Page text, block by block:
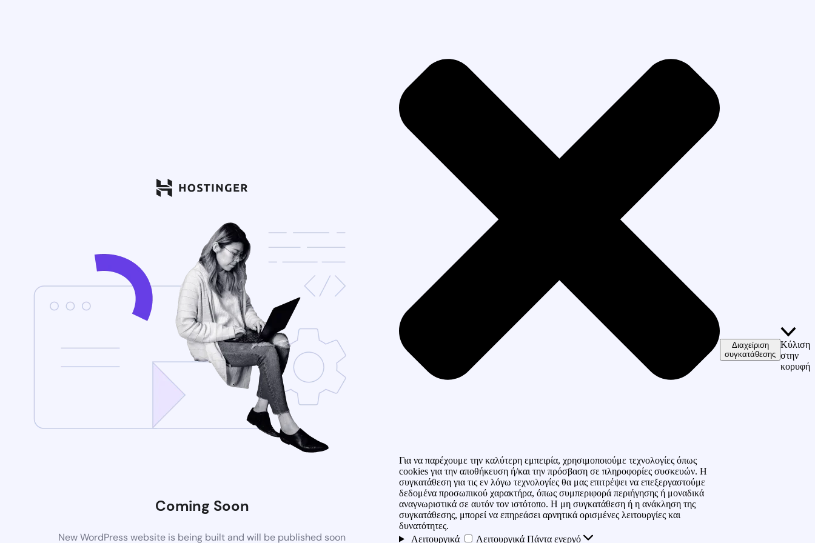
Coming Soon
New WordPress website is being built and will be published soon
Για να παρέχουμε την καλύτερη εμπειρία, χρησιμοποιούμε τεχνολογίες όπως
cookies για την αποθήκευση ή/και την πρόσβαση σε πληροφορίες συσκευών. Η
συγκατάθεση για τις εν λόγω τεχνολογίες θα μας επιτρέψει να επεξεργαστούμε
δεδομένα προσωπικού χαρακτήρα, όπως συμπεριφορά περιήγησης ή μοναδικά
αναγνωριστικά σε αυτόν τον ιστότοπο. Η μη συγκατάθεση ή η ανάκληση της
συγκατάθεσης, μπορεί να επηρεάσει αρνητικά ορισμένες λειτουργίες και
δυνατότητες.
Λειτουργικά
Λειτουργικά Πάντα ενεργό
Διαχείριση
συγκατάθεσης
Κύλιση
στην
κορυφή